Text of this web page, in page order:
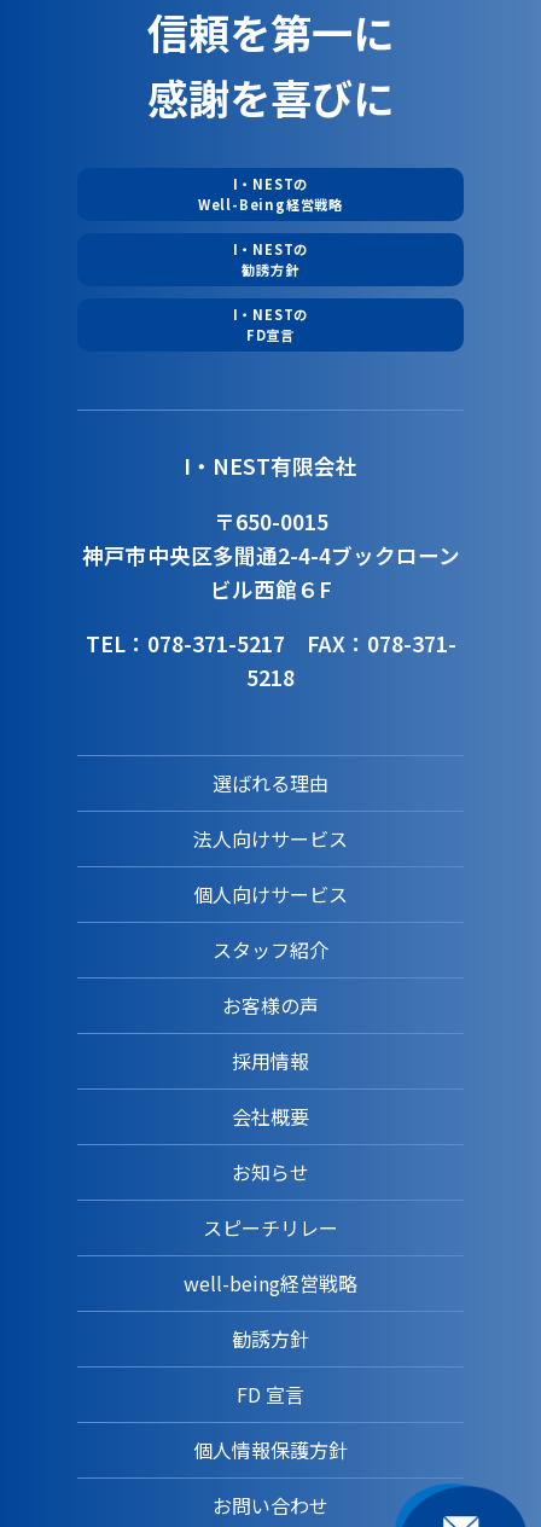
信頼を第一に
感謝を喜びに
I・NESTの
Well-Being経営戦略
I・NESTの
勧誘方針
I・NESTの
FD宣言
I・NEST有限会社
〒650-0015
神戸市中央区多聞通2-4-4ブックローン
ビル西館６F
TEL：078-371-5217 FAX：078-371-
5218
選ばれる理由
法人向けサービス
個人向けサービス
スタッフ紹介
お客様の声
採用情報
会社概要
お知らせ
スピーチリレー
well-being経営戦略
勧誘方針
FD 宣言
個人情報保護方針
お問い合わせ